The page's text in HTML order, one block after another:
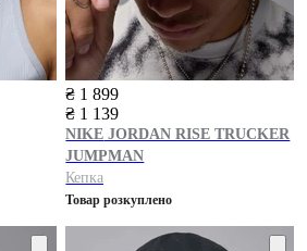
₴ 1 899
₴ 1 139
NIKE JORDAN RISE TRUCKER
JUMPMAN
Кепка
Товар розкуплено